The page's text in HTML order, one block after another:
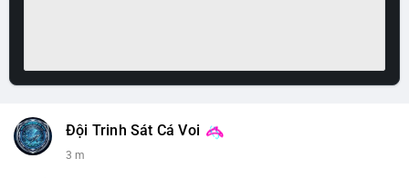
Đội Trinh Sát Cá Voi
3 m